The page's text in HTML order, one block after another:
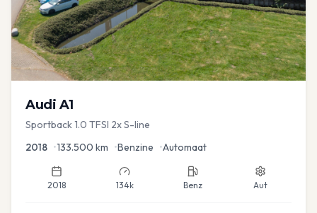
Audi A1
Sportback 1.0 TFSI 2x S-line
2018 •133.500 km •Benzine •Automaat
2018 134k Benz Aut